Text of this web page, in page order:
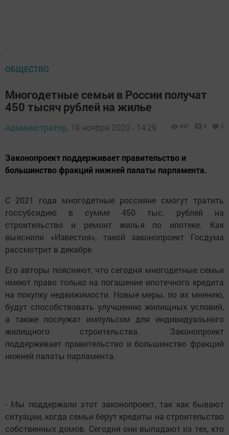
ОБЩЕСТВО
Многодетные семьи в России получат
450 тысяч рублей на жилье
Администратор, 19 ноября 2020 - 14:29 997 0 0
Законопроект поддерживает правительство и
большинство фракций нижней палаты парламента.
С 2021 года многодетные россияне смогут тратить
госсубсидию в сумме 450 тыс. рублей на
строительство и ремонт жилья по ипотеке. Как
выяснили «Известия», такой законопроект Госдума
рассмотрит в декабре.
Его авторы поясняют, что сегодня многодетные семьи
имеют право только на погашение ипотечного кредита
на покупку недвижимости. Новые меры, по их мнению,
будут способствовать улучшению жилищных условий,
а также послужат импульсом для индивидуального
жилищного строительства. Законопроект
поддерживает правительство и большинство фракций
нижней палаты парламента.
- Мы поддержали этот законопроект, так как бывают
ситуации, когда семьи берут кредиты на строительство
собственных домов. Сегодня они выпадают из тех, кто